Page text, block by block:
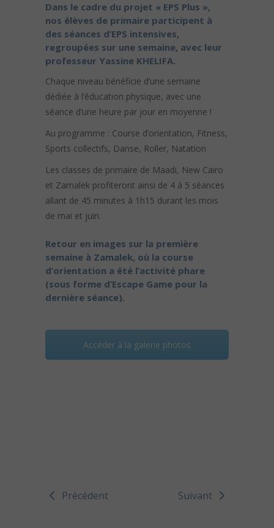
Dans le cadre du projet « EPS Plus »,
nos élèves de primaire participent à
des séances d’EPS intensives,
regroupées sur une semaine, avec leur
professeur Yassine KHELIFA.
Chaque niveau bénéficie d’une semaine
dédiée à l’éducation physique, avec une
séance d’une heure par jour en moyenne !
Au programme : Course d’orientation, Fitness,
Sports collectifs, Danse, Roller, Natation
Les classes de primaire de Maadi, New Cairo
et Zamalek profiteront ainsi de 4 à 5 séances
allant de 45 minutes à 1h15 durant les mois
de mai et juin.
Retour en images sur la première
semaine à Zamalek, où la course
d’orientation a été l’activité phare
(sous forme d’Escape Game pour la
dernière séance).
Accéder à la galerie photos
Précédent Suivant